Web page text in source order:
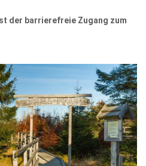
der barrierefreie Zugang zum